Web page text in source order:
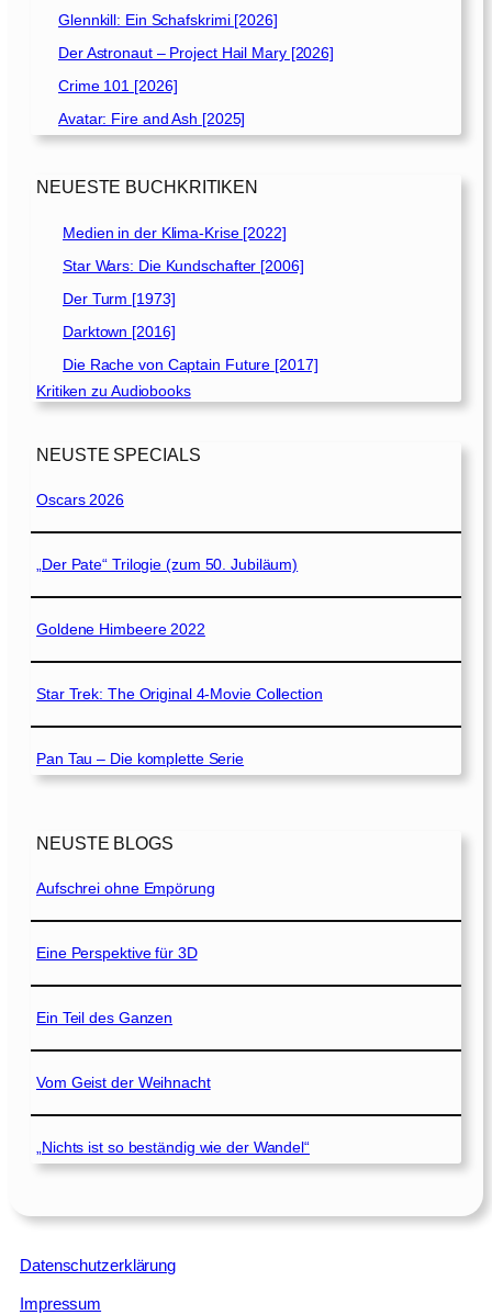
Glennkill: Ein Schafskrimi [2026]
Der Astronaut – Project Hail Mary [2026]
Crime 101 [2026]
Avatar: Fire and Ash [2025]
NEUESTE BUCHKRITIKEN
Medien in der Klima-Krise [2022]
Star Wars: Die Kundschafter [2006]
Der Turm [1973]
Darktown [2016]
Die Rache von Captain Future [2017]
Kritiken zu Audiobooks
NEUSTE SPECIALS
Oscars 2026
„Der Pate“ Trilogie (zum 50. Jubiläum)
Goldene Himbeere 2022
Star Trek: The Original 4-Movie Collection
Pan Tau – Die komplette Serie
NEUSTE BLOGS
Aufschrei ohne Empörung
Eine Perspektive für 3D
Ein Teil des Ganzen
Vom Geist der Weihnacht
„Nichts ist so beständig wie der Wandel“
Datenschutzerklärung
Impressum